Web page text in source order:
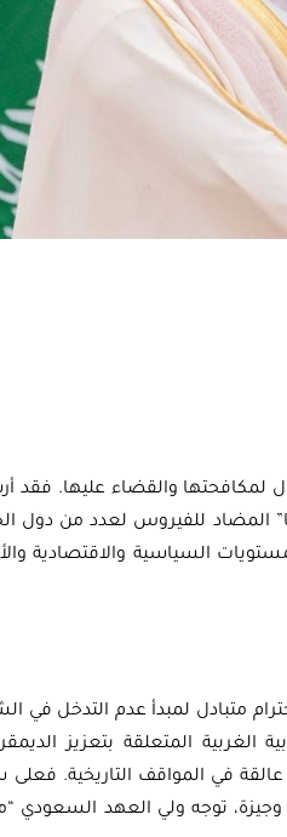
لمكافحتها والقضاء عليها. فقد
المضاد للفيروس لعدد من دول
السياسية والاقتصادية
متبادل لمبدأ عدم التدخل في
الغربية المتعلقة بتعزيز
في المواقف التاريخية. فعلى
وجيزة، توجه ولي العهد السعودي
وسياسات التعزيز